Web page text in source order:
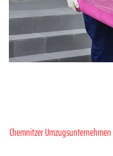
Chemnitzer Umzugsunternehmen